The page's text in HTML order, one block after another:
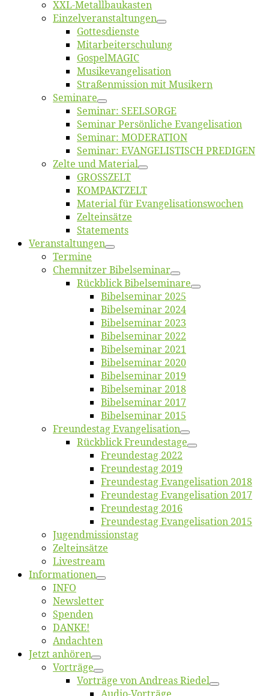
XXL-Me­­tal­l­­bau­­kas­­ten
Einzelver­an­stal­tungen
Got­tes­diens­te
Mitarbeiter­schulung
Gos­pel­MA­GIC
Musikevan­ge­li­sa­tion
Straßenmis­sion mit Musikern
Se­mi­na­re
Se­mi­nar: SEELSORGE
Se­mi­nar Per­sön­li­che Evangelisation
Se­mi­nar: MODERATION
Se­mi­nar: EVANGELISTISCH PREDIGEN
Zel­te und Material
GROSSZELT
KOMPAKTZELT
Ma­te­ri­al für Evangelisationswochen
Zelt­ein­sät­ze
State­ments
Ver­an­stal­tun­gen
Ter­mi­ne
Chemnit­zer Bibelseminar
Rück­blick Bibelseminare
Bi­bel­se­mi­nar 2025
Bi­bel­se­mi­nar 2024
Bi­bel­se­mi­nar 2023
Bi­bel­se­mi­nar 2022
Bi­bel­se­mi­nar 2021
Bi­bel­se­mi­nar 2020
Bi­bel­se­mi­nar 2019
Bi­bel­se­mi­nar 2018
Bibelsemi­nar 2017
Bibelsemi­nar 2015
Freun­des­tag Evangelisation
Rück­blick Freundestage
Freun­des­tag 2022
Freun­des­tag 2019
Freun­des­tag Evan­ge­li­sa­ti­on 2018
Freun­des­tag Evan­ge­li­sa­ti­on 2017
Freun­des­tag 2016
Freun­des­tag Evan­ge­li­sa­ti­on 2015
Jugend­mis­sions­tag
Zelt­ein­sät­ze
Live­stream
Informatio­nen
INFO
News­let­ter
Spen­den
DANKE!
An­dach­ten
Jetzt an­hö­ren
Vor­trä­ge
Vor­trä­ge von An­dre­as Riedel